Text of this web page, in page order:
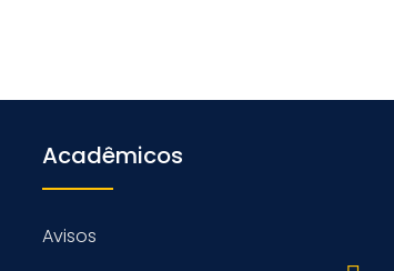
Acadêmicos
Avisos